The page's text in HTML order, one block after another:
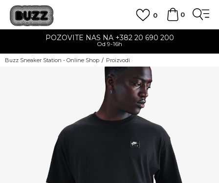
0
0
POZOVITE NAS NA +382 20 690 200
Od 9-16h
Buzz Sneaker Station - Online Shop Proizvodi